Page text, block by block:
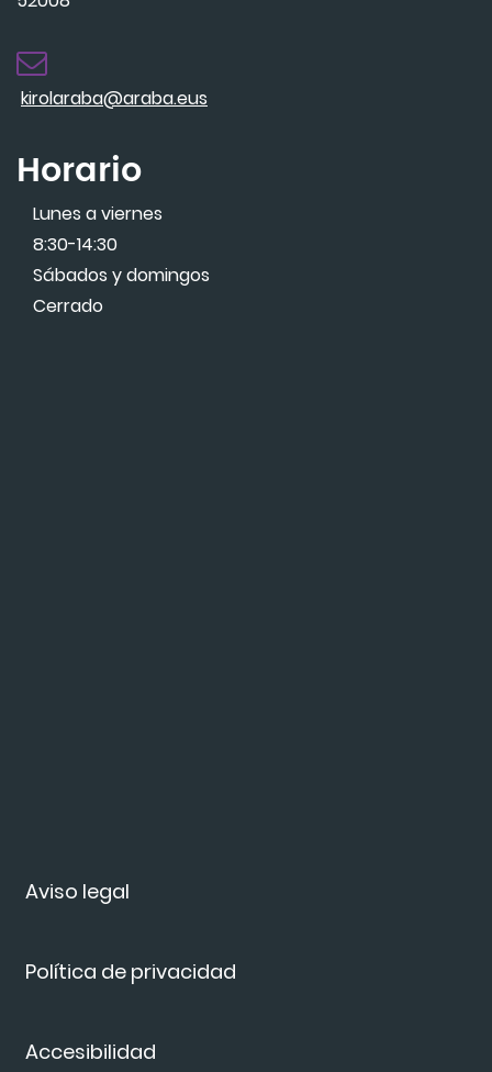
Aviso legal
Política de privacidad
Accesibilidad
kirolaraba@araba.eus
Horario
Lunes a viernes
8:30-14:30
Sábados y domingos
Cerrado